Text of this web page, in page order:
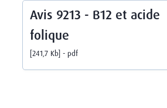
Avis 9213 - B12 et acide
folique
241,7 Kb pdf